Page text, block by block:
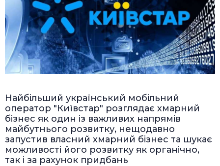
Найбільший український мобільний
оператор "Київстар" розглядає хмарний
бізнес як один із важливих напрямів
майбутнього розвитку, нещодавно
запустив власний хмарний бізнес та шукає
можливості його розвитку як органічно,
так і за рахунок придбань